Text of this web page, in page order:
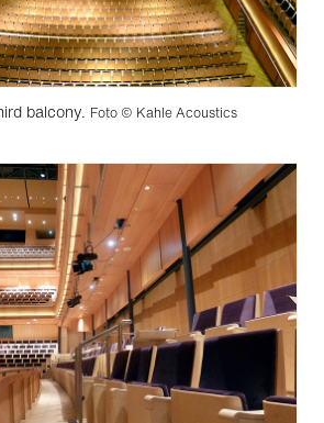
balcony. Foto © Kahle Acoustics